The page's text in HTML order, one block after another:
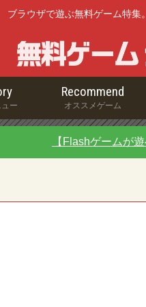
ブラウザで遊ぶ無料ゲーム特
ー
Recommend
オススメゲーム
【Flashゲームが